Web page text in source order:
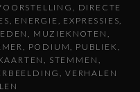
DIRECTE
ENERGIE
EXPRESSIES
MUZIEKNOTEN
PODIUM
PUBLIEK
STEMMEN
VERHALEN